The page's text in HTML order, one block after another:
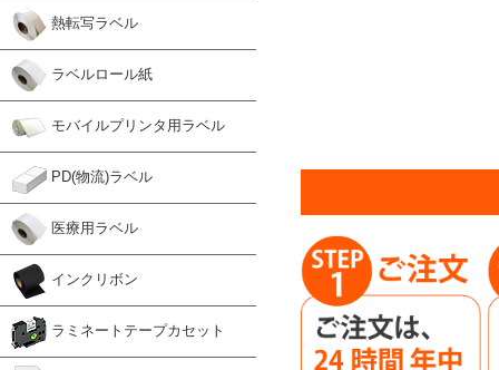
熱転写ラベル
ラベルロール紙
モバイルプリンタ用ラベル
PD(物流)ラベル
医療用ラベル
インクリボン
ラミネートテープカセット